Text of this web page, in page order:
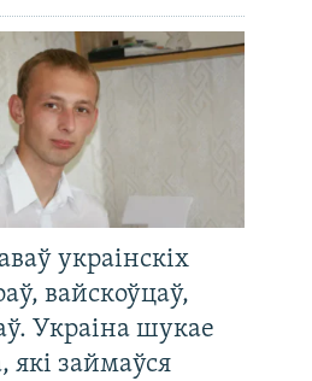
украінскіх
вайскоўцаў,
Украіна шукае
які займаўся